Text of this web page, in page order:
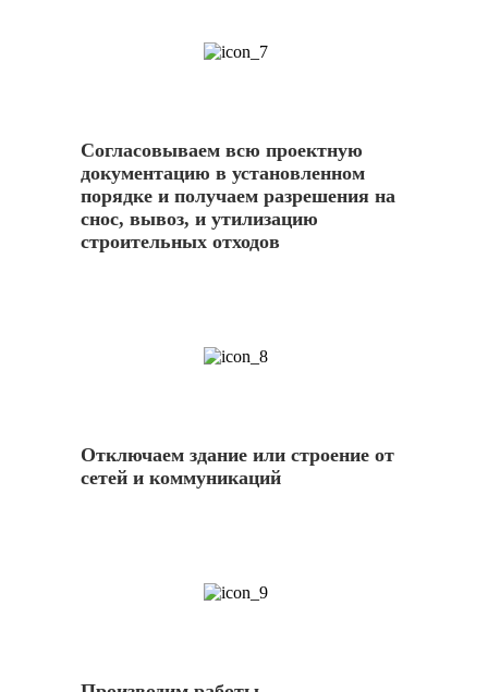
Согласовываем всю проектную
документацию в установленном
порядке и получаем разрешения на
снос, вывоз, и утилизацию
строительных отходов
Отключаем здание или строение от
сетей и коммуникаций